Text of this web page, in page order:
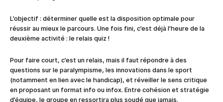
L’objectif : déterminer quelle est la disposition optimale pour
réussir au mieux le parcours. Une fois fini, c’est déjà l’heure de la
deuxième activité : le relais quiz !
Pour faire court, c’est un relais, mais il faut répondre à des
questions sur le paralympisme, les innovations dans le sport
(notamment en lien avec le handicap), et réveiller le sens critique
en proposant un format info ou infox. Entre cohésion et stratégie
d’équipe, le groupe en ressortira plus soudé que jamais.